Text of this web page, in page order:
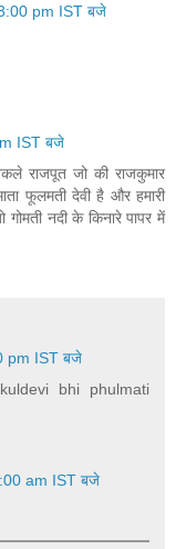
pm IST बजे
IST बजे
राजपूत जो की राजकुमार
फूलमती देवी है और हमारी
गोमती नदी के किनारे पापर में
pm IST बजे
bhi phulmati
am IST बजे